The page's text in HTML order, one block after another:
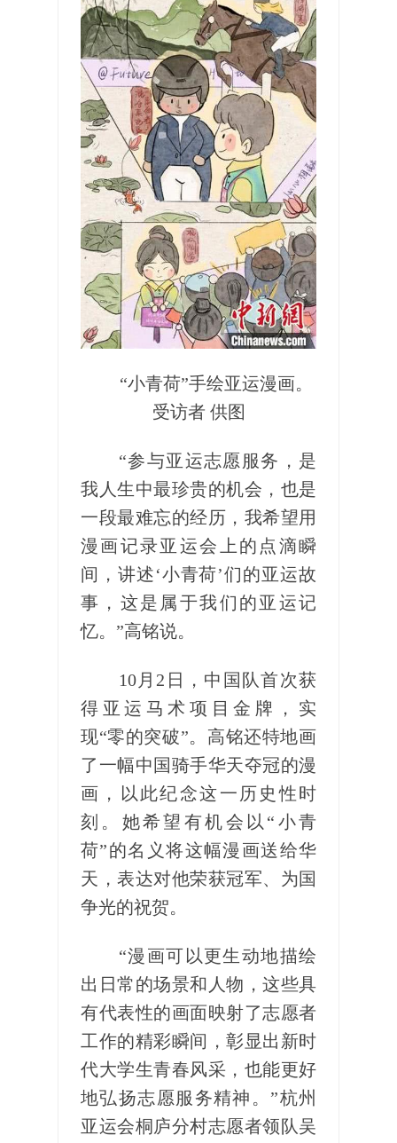
“小青荷”手绘亚运漫画。
受访者 供图
“参与亚运志愿服务，是
我人生中最珍贵的机会，也是
一段最难忘的经历，我希望用
漫画记录亚运会上的点滴瞬
间，讲述‘小青荷’们的亚运故
事，这是属于我们的亚运记
忆。”高铭说。
10月2日，中国队首次获
得亚运马术项目金牌，实
现“零的突破”。高铭还特地画
了一幅中国骑手华天夺冠的漫
画，以此纪念这一历史性时
刻。她希望有机会以“小青
荷”的名义将这幅漫画送给华
天，表达对他荣获冠军、为国
争光的祝贺。
“漫画可以更生动地描绘
出日常的场景和人物，这些具
有代表性的画面映射了志愿者
工作的精彩瞬间，彰显出新时
代大学生青春风采，也能更好
地弘扬志愿服务精神。”杭州
亚运会桐庐分村志愿者领队吴